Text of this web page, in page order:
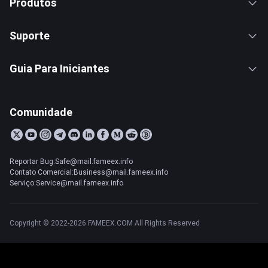
Produtos
Suporte
Guia Para Iniciantes
Comunidade
Reportar Bug:Safe@mail.fameex.info
Contato Comercial:Business@mail.fameex.info
Serviço:Service@mail.fameex.info
Copyright © 2022-2026 FAMEEX.COM All Rights Reserved